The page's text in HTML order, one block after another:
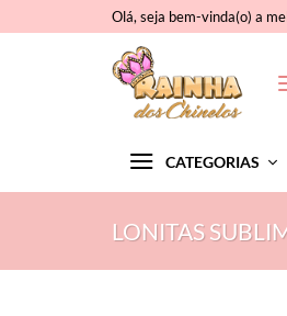
to
Olá, seja bem-vinda(o) a
CATEGORIAS
LONITAS